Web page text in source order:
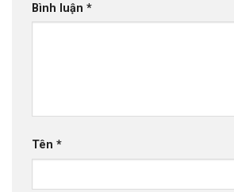
Bình luận *
Tên *